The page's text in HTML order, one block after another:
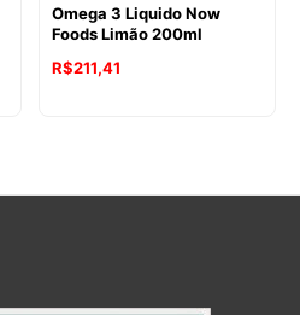
Omega 3 Liquido Now
Foods Limão 200ml
R$211,41